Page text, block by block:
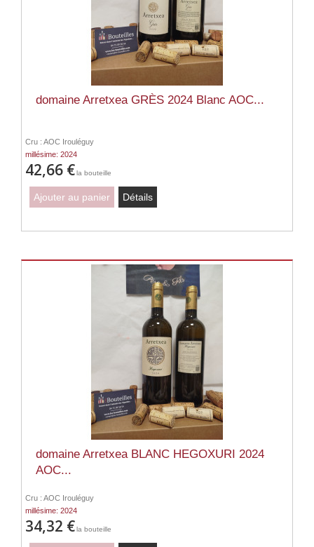
domaine Arretxea GRÈS 2024 Blanc AOC...
Cru : AOC Irouléguy
millésime: 2024
42,66 €la bouteille
Ajouter au panier Détails
domaine Arretxea BLANC HEGOXURI 2024
AOC...
Cru : AOC Irouléguy
millésime: 2024
34,32 €la bouteille